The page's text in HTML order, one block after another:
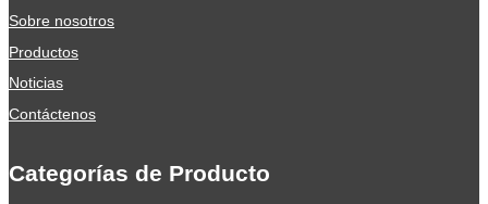
Sobre nosotros
Productos
Noticias
Contáctenos
Categorías de Producto